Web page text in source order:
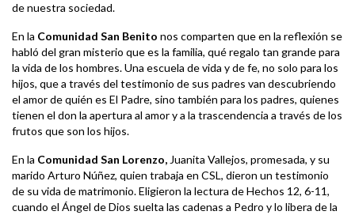
de nuestra sociedad.
En la Comunidad San Benito nos comparten que en la reflexión se
habló del gran misterio que es la familia, qué regalo tan grande para
la vida de los hombres. Una escuela de vida y de fe, no solo para los
hijos, que a través del testimonio de sus padres van descubriendo
el amor de quién es El Padre, sino también para los padres, quienes
tienen el don la apertura al amor y a la trascendencia a través de los
frutos que son los hijos.
En la Comunidad San Lorenzo, Juanita Vallejos, promesada, y su
marido Arturo Núñez, quien trabaja en CSL, dieron un testimonio
de su vida de matrimonio. Eligieron la lectura de Hechos 12, 6-11,
cuando el Ángel de Dios suelta las cadenas a Pedro y lo libera de la